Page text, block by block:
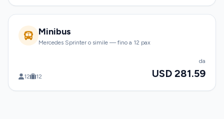
Minibus
Mercedes Sprinter o simile — fino a 12 pax
12 12
da
USD 281.59